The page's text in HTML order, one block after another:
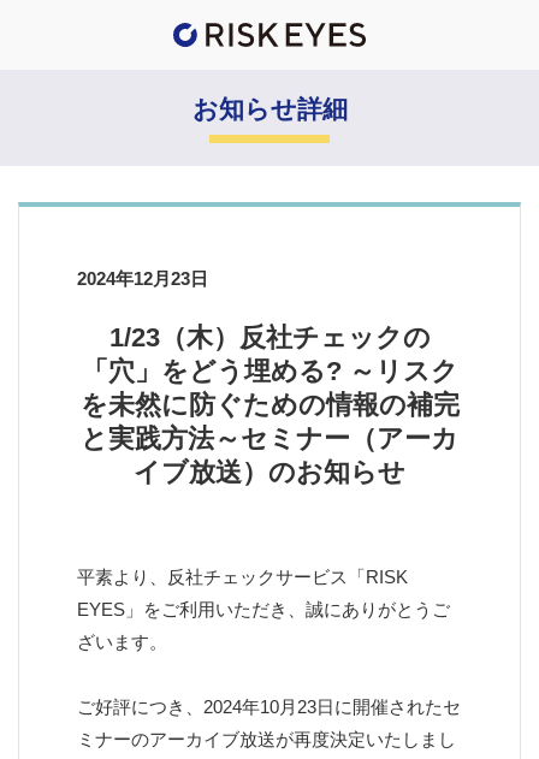
お知らせ詳細
2024年12月23日
1/23（木）反社チェックの
「穴」をどう埋める? ～リスク
を未然に防ぐための情報の補完
と実践方法～セミナー（アーカ
イブ放送）のお知らせ
平素より、反社チェックサービス「RISK
EYES」をご利用いただき、誠にありがとうご
ざいます。
ご好評につき、2024年10月23日に開催されたセ
ミナーのアーカイブ放送が再度決定いたしまし